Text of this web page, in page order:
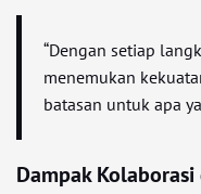
“Dengan setiap
menemukan
batasan untuk apa
Dampak